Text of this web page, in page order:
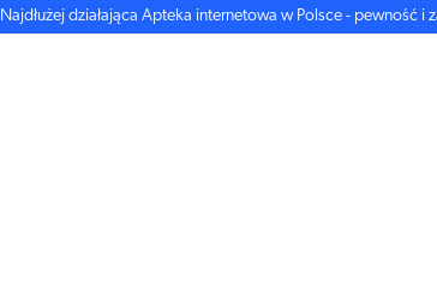
Najdłużej działająca Apteka internetowa w Polsce - pewność i